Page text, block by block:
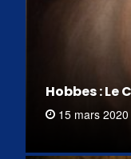
Hobbes : Le
15 mars 2020